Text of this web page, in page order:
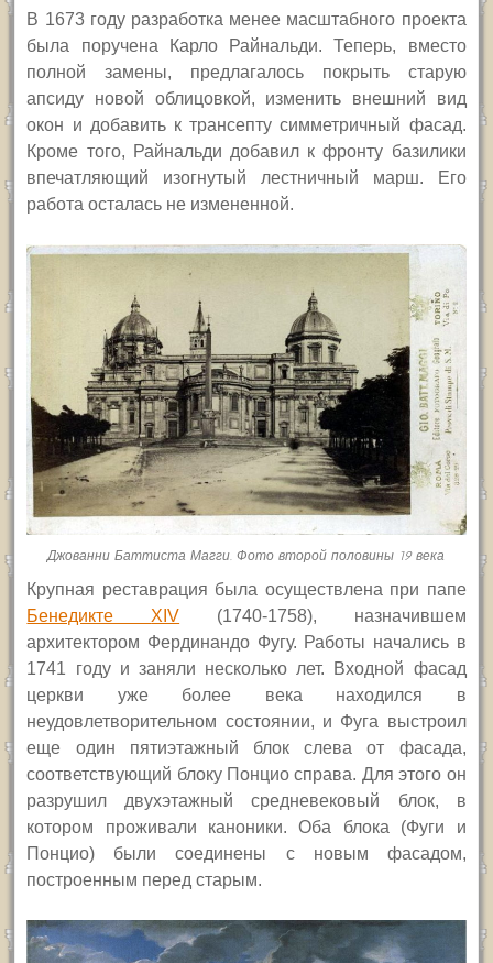
В 1673 году разработка менее масштабного проекта
была поручена Карло Райнальди. Теперь, вместо
полной замены, предлагалось покрыть старую
апсиду новой облицовкой, изменить внешний вид
окон и добавить к трансепту симметричный фасад.
Кроме того, Райнальди добавил к фронту базилики
впечатляющий изогнутый лестничный марш. Его
работа осталась не измененной.
Джованни Баттиста Магги. Фото второй половины 19 века
Крупная реставрация была осуществлена при папе
Бенедикте XIV
(1740-1758), назначившем
архитектором Фердинандо Фугу. Работы начались в
1741 году и заняли несколько лет. Входной фасад
церкви уже более века находился в
неудовлетворительном состоянии, и Фуга выстроил
еще один пятиэтажный блок слева от фасада,
соответствующий блоку Понцио справа. Для этого он
разрушил двухэтажный средневековый блок, в
котором проживали каноники. Оба блока (Фуги и
Понцио) были соединены с новым фасадом,
построенным перед старым.